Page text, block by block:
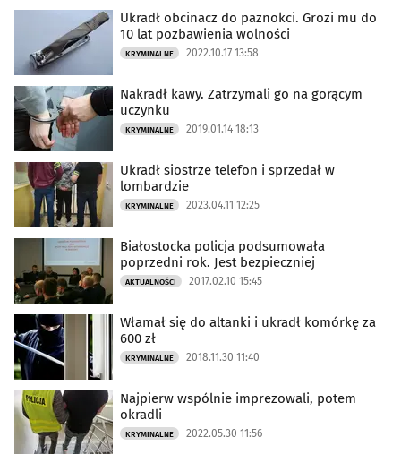
Ukradł obcinacz do paznokci. Grozi mu do
10 lat pozbawienia wolności
KRYMINALNE 2022.10.17 13:58
Nakradł kawy. Zatrzymali go na gorącym
uczynku
KRYMINALNE 2019.01.14 18:13
Ukradł siostrze telefon i sprzedał w
lombardzie
KRYMINALNE 2023.04.11 12:25
Białostocka policja podsumowała
poprzedni rok. Jest bezpieczniej
AKTUALNOŚCI 2017.02.10 15:45
Włamał się do altanki i ukradł komórkę za
600 zł
KRYMINALNE 2018.11.30 11:40
Najpierw wspólnie imprezowali, potem
okradli
KRYMINALNE 2022.05.30 11:56